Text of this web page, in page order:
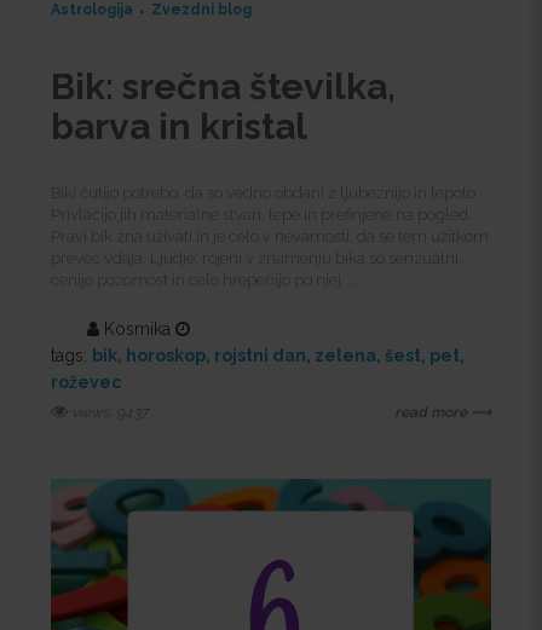
Astrologija Zvezdni blog
Bik: srečna številka,
barva in kristal
Biki čutijo potrebo, da so vedno obdani z ljubeznijo in lepoto.
Privlačijo jih materialne stvari, lepe in prefinjene na pogled.
Pravi bik zna uživati in je celo v nevarnosti, da se tem užitkom
preveč vdaja. Ljudje, rojeni v znamenju bika so senzualni,
cenijo pozornost in celo hrepenijo po njej. ...
Kosmika
tags: bik horoskop rojstni dan zelena šest pet
roževec
views: 9437 read more ⟶